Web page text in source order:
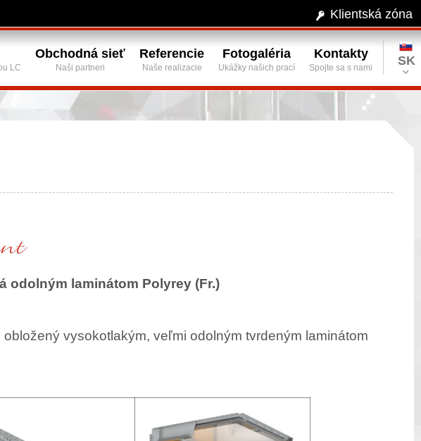
Klientská zóna
SK
LC
Obchodná sieť
Naši partneri
Referencie
Naše realizacie
Fotogaléria
Ukážky našich prací
Kontakty
Spojte sa s nami
odolným laminátom Polyrey (Fr.)
vysokotlakým, veľmi odolným tvrdeným laminátom